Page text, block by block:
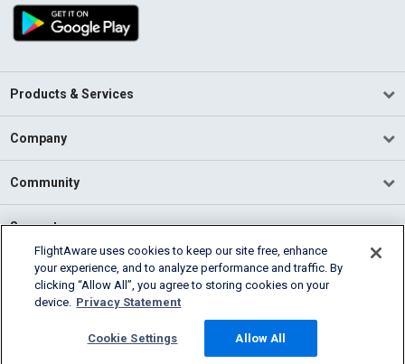
Products & Services
Company
Community
Support
English (USA)
2026 FlightAware
Cookie Settings
FlightAware uses cookies to keep our site free, enhance
your experience, and to analyze performance and traffic. By
clicking “Allow All”, you agree to storing cookies on your
device. Privacy Statement
Cookie Settings Allow All